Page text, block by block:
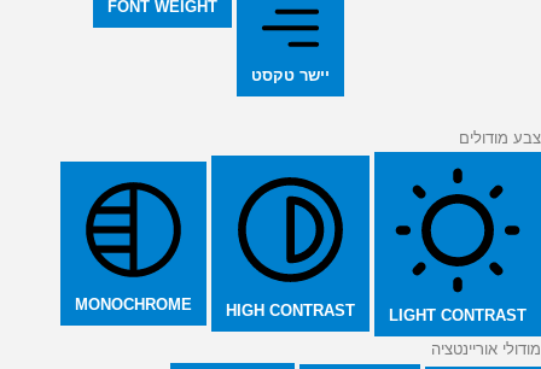
יישר טקסט
FONT WEIGHT
צבע מודולים
LIGHT CONTRAST
HIGH CONTRAST
MONOCHROME
מודולי אוריינטציה